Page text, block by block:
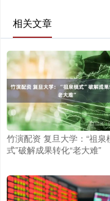
相关文章
竹演配资 复旦大学：“祖泉
式”破解成果转化“老大难”